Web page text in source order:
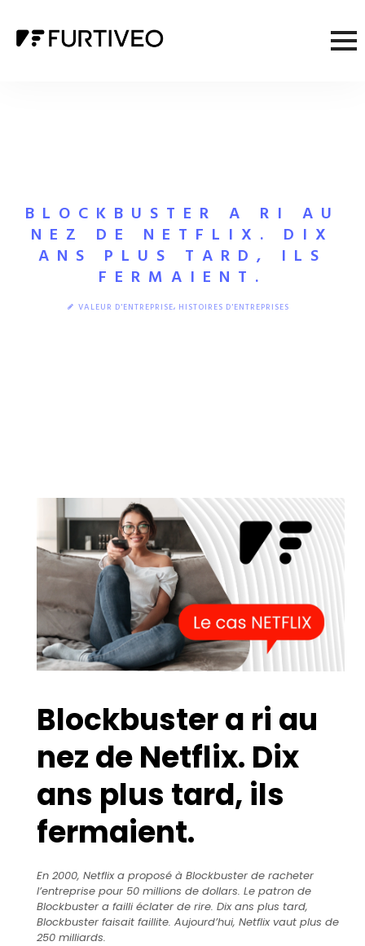
BLOCKBUSTER A RI AU
NEZ DE NETFLIX. DIX
ANS PLUS TARD, ILS
FERMAIENT.
VALEUR D'ENTREPRISE, HISTOIRES D'ENTREPRISES
Blockbuster a ri au
nez de Netflix. Dix
ans plus tard, ils
fermaient.
En 2000, Netflix a proposé à Blockbuster de racheter
l’entreprise pour 50 millions de dollars. Le patron de
Blockbuster a failli éclater de rire. Dix ans plus tard,
Blockbuster faisait faillite. Aujourd’hui, Netflix vaut plus de
250 milliards.